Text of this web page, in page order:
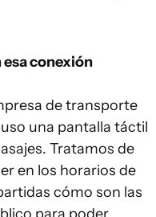
esa conexión
de transporte
una pantalla táctil
Tratamos de
en los horarios de
cómo son las